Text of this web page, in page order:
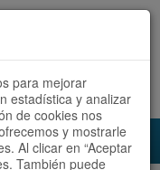
Español Català
para mejorar
estadística y analizar
de cookies nos
y mostrarle
Al clicar en “Aceptar
También puede